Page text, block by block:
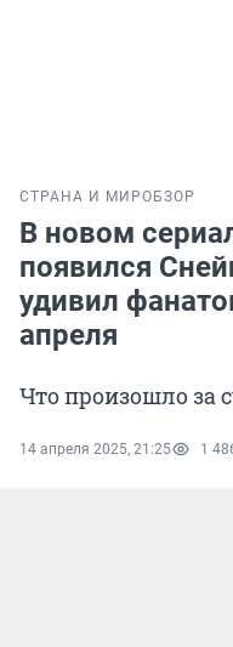
СТРАНА И МИРОБЗОР
В новом
появился
удивил
апреля
Что произошло за
14 апреля 2025, 21:25 1